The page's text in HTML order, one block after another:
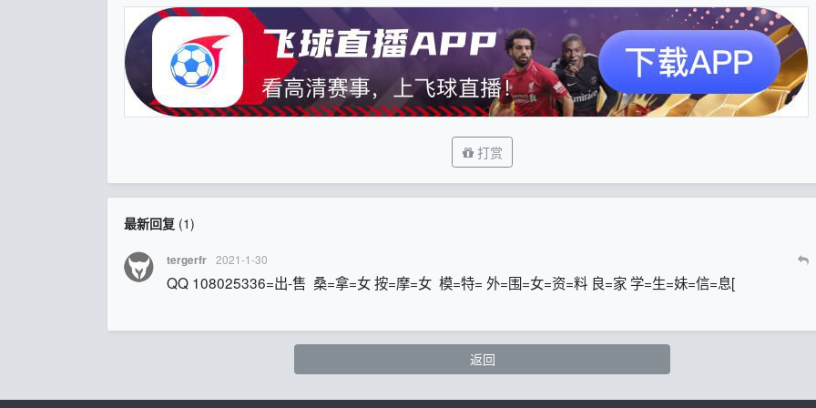
打赏
最新回复(1)
tergerfr 2021-1-30
QQ 108025336=出-售 桑=拿=女 按=摩=女 模=特= 外=围=女=资=料 良=家 学=生=妹=信=息[
返回